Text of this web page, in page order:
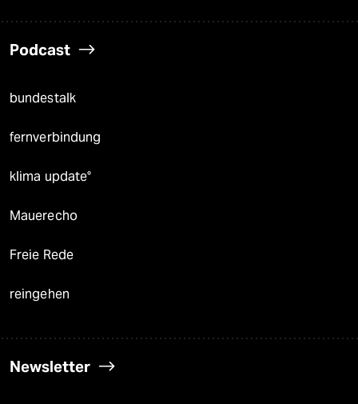
Podcast
bundestalk
fernverbindung
klima update°
Mauerecho
Freie Rede
reingehen
Newsletter